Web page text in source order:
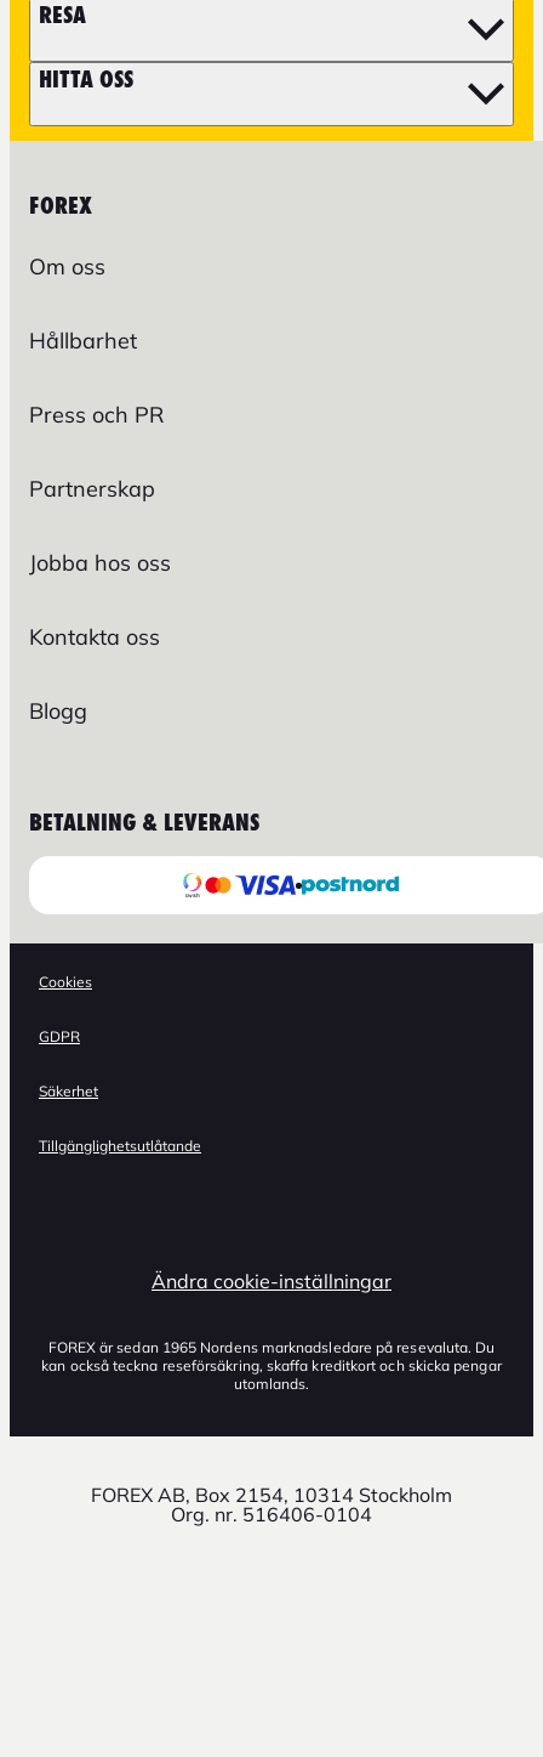
RESA
HITTA OSS
FOREX
Om oss
Hållbarhet
Press och PR
Partnerskap
Jobba hos oss
Kontakta oss
Blogg
BETALNING & LEVERANS
Cookies
GDPR
Säkerhet
Tillgänglighetsutlåtande
Ändra cookie-inställningar
FOREX är sedan 1965 Nordens marknadsledare på resevaluta. Du
kan också teckna reseförsäkring, skaffa kreditkort och skicka pengar
utomlands.
FOREX AB, Box 2154, 10314 Stockholm
Org. nr. 516406-0104